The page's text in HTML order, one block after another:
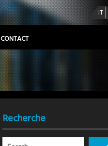
IT
CONTACT
Recherche